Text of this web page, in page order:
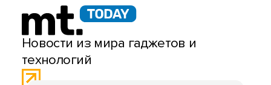
Новости из мира гаджетов и
технологий